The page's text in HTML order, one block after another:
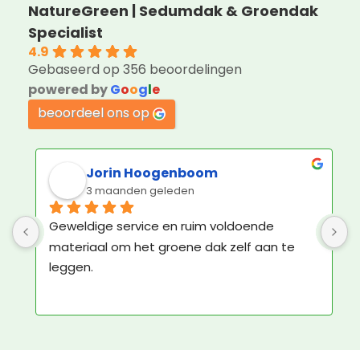
NatureGreen | Sedumdak & Groendak
Specialist
4.9
Gebaseerd op 356 beoordelingen
powered byGoogle
beoordeel ons op
Jorin Hoogenboom
3 maanden geleden
Geweldige service en ruim voldoende
materiaal om het groene dak zelf aan te
leggen.